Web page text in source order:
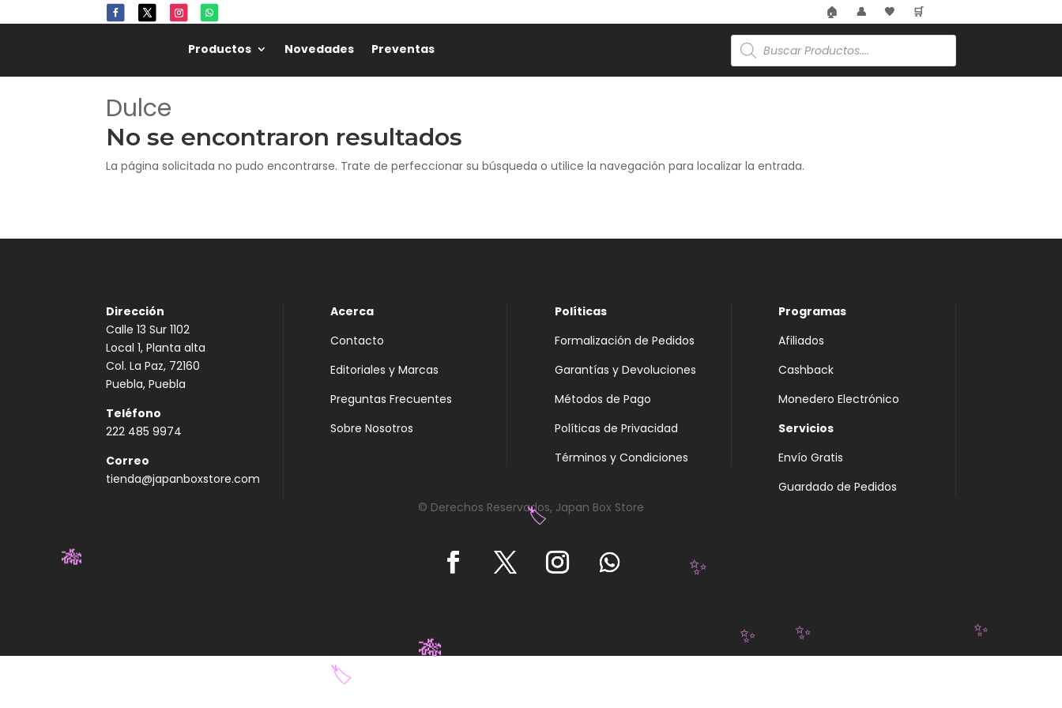
🏠 👤 🖤 🛒
Productos Novedades Preventas
Búsqueda
de
productos
Dulce
No se encontraron resultados
La página solicitada no pudo encontrarse. Trate de perfeccionar su búsqueda o utilice la navegación para localizar la entrada.
Dirección
Calle 13 Sur 1102
Local 1, Planta alta
Col. La Paz, 72160
Puebla, Puebla
Teléfono
222 485 9974
Correo
tienda@japanboxstore.com
Acerca
Contacto
Editoriales y Marcas
Preguntas Frecuentes
Sobre Nosotros
Políticas
Formalización de Pedidos
Garantías y Devoluciones
Métodos de Pago
Políticas de Privacidad
Términos y Condiciones
Programas
Afiliados
Cashback
Monedero Electrónico
Servicios
Envío Gratis
Guardado de Pedidos
© Derechos Reservados, Japan Box Store
✨
✨ ✨